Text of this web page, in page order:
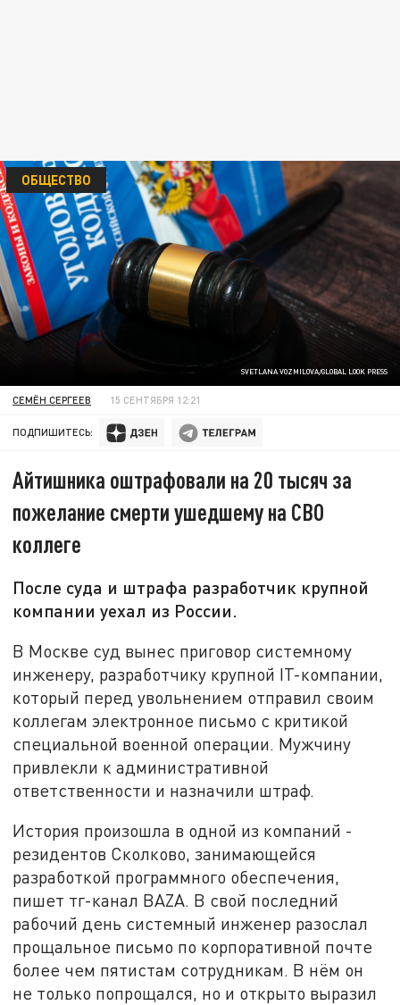
SVETLANA VOZMILOVA/GLOBAL LOOK PRESS
ОБЩЕСТВО
СЕМЁН СЕРГЕЕВ 15 СЕНТЯБРЯ 12:21
ПОДПИШИТЕСЬ:
Айтишника оштрафовали на 20 тысяч за
пожелание смерти ушедшему на СВО
коллеге
После суда и штрафа разработчик крупной
компании уехал из России.
В Москве суд вынес приговор системному
инженеру, разработчику крупной IT-компании,
который перед увольнением отправил своим
коллегам электронное письмо с критикой
специальной военной операции. Мужчину
привлекли к административной
ответственности и назначили штраф.
История произошла в одной из компаний -
резидентов Сколково, занимающейся
разработкой программного обеспечения,
пишет тг-канал BAZA. В свой последний
рабочий день системный инженер разослал
прощальное письмо по корпоративной почте
более чем пятистам сотрудникам. В нём он
не только попрощался, но и открыто выразил